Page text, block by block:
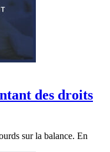
des droits
sur la balance. En